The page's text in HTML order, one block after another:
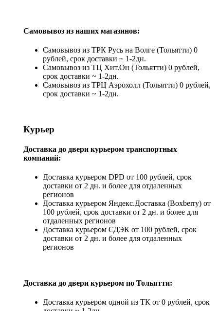
Самовывоз из наших магазинов:
Самовывоз из ТРК Русь на Волге (Тольятти) 0
рублей, срок доставки ~ 1-2дн.
Самовывоз из ТЦ Хит.Он (Тольятти) 0 рублей,
срок доставки ~ 1-2дн.
Самовывоз из ТРЦ Аэрохолл (Тольятти) 0 рублей,
срок доставки ~ 1-2дн.
Курьер
Доставка до двери курьером транспортных
компаний:
Доставка курьером DPD от 100 рублей, срок
доставки от 2 дн. и более для отдаленных
регионов
Доставка курьером Яндекс.Доставка (Boxberry) от
100 рублей, срок доставки от 2 дн. и более для
отдаленных регионов
Доставка курьером СДЭК от 100 рублей, срок
доставки от 2 дн. и более для отдаленных
регионов
Доставка до двери курьером по Тольятти:
Доставка курьером одной из ТК от 0 рублей, срок